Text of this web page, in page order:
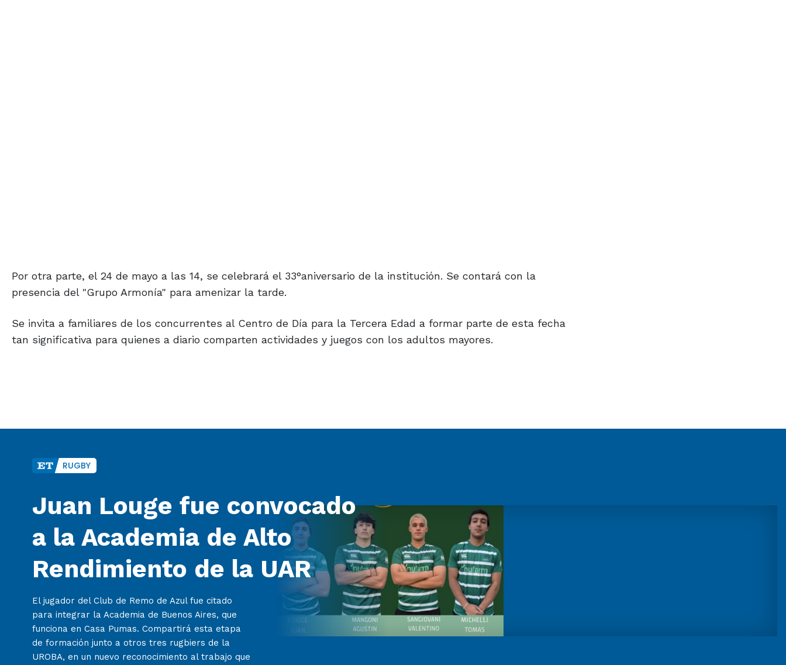
Por otra parte, el 24 de mayo a las 14, se celebrará el 33°aniversario de la institución. Se contará con la
presencia del "Grupo Armonía" para amenizar la tarde.
Se invita a familiares de los concurrentes al Centro de Día para la Tercera Edad a formar parte de esta fecha
tan significativa para quienes a diario comparten actividades y juegos con los adultos mayores.
RUGBY
Juan Louge fue convocado
a la Academia de Alto
Rendimiento de la UAR
El jugador del Club de Remo de Azul fue citado
para integrar la Academia de Buenos Aires, que
funciona en Casa Pumas. Compartirá esta etapa
de formación junto a otros tres rugbiers de la
UROBA, en un nuevo reconocimiento al trabajo que